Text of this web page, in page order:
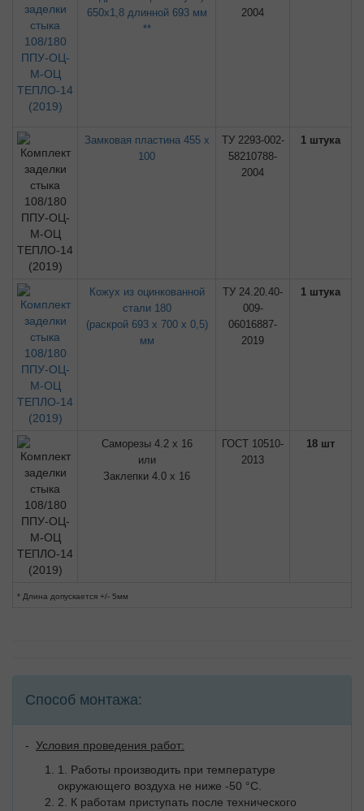
650х1,8 длинной 693 мм
**
2004
Замковая пластина 455 х
100
ТУ 2293-002-
58210788-
2004
1 штука
Кожух из оцинкованной
стали 180
(раскрой 693 х 700 х 0,5)
мм
ТУ 24.20.40-
009-
06016887-
2019
1 штука
Саморезы 4.2 х 16
или
Заклепки 4.0 х 16
ГОСТ 10510-
2013
18 шт
* Длина допускается +/- 5мм
Способ монтажа:
- Условия проведения работ:
1. Работы производить при температуре
окружающего воздуха не ниже -50 °C.
2. К работам приступать после технического